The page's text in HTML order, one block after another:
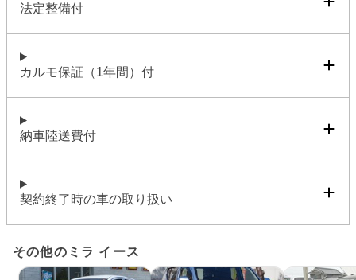
法定整備付
カルモ保証（1年間）付
納車陸送費付
契約終了時の車の取り扱い
その他のミラ イース